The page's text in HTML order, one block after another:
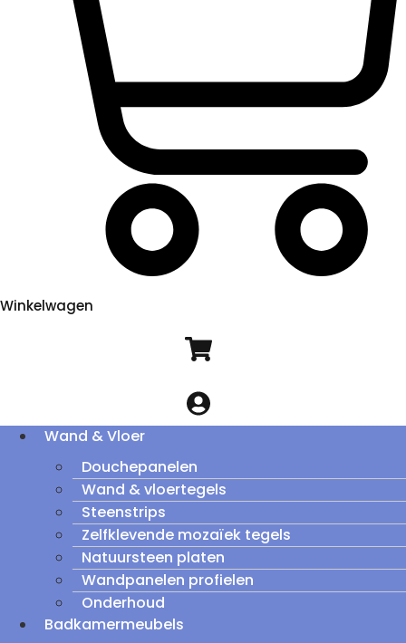
Winkelwagen
Wand & Vloer
Douchepanelen
Wand & vloertegels
Steenstrips
Zelfklevende mozaïek tegels
Natuursteen platen
Wandpanelen profielen
Onderhoud
Badkamermeubels